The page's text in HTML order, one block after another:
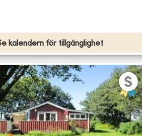
kalendern för tillgänglighet